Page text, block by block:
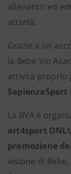
allenatori ed
attività.
Grazie a un
la Bebe Vio
attività proprio
SapienzaSport
La BVA è
art4sport
promozione
visione di